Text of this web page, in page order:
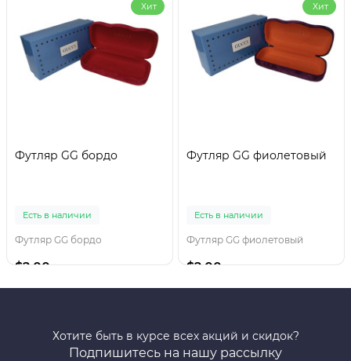
Хит
Футляр GG бордо
Есть в наличии
Футляр GG бордо
$2.00
Хит
Футляр GG фиолетовый
Есть в наличии
Футляр GG фиолетовый
$2.00
Хотите быть в курсе всех акций и скидок?
Подпишитесь на нашу рассылку